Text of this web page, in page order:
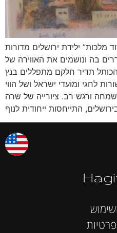
מלכות” ילידת ירושלים מדורות
בה ונושמים את האווירה של
תדיר חלקם מתפללים בנץ
לחגי ומועדי ישראל ושל הווי
ורגש רב. ציורייה של שרה